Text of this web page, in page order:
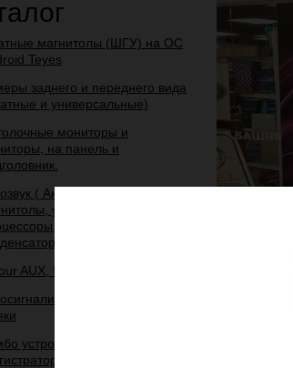
магнитолы (ШГУ) на ОС
Teyes
заднего и переднего вида
и универсальные)
мониторы и
на панель и
( Акустика, сабвуферы,
усилители,
кабель,
рамки, и др.)
AUX, IPOD, USB адаптеры
брелоки к ним,
устройства 3 в 1